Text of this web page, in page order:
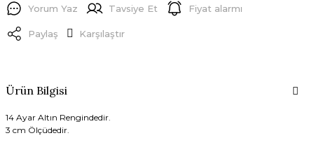
Yorum Yaz Tavsiye Et Fiyat alarmı
Paylaş Karşılaştır
Ürün Bilgisi
14 Ayar Altın Rengindedir.
3 cm Ölçüdedir.